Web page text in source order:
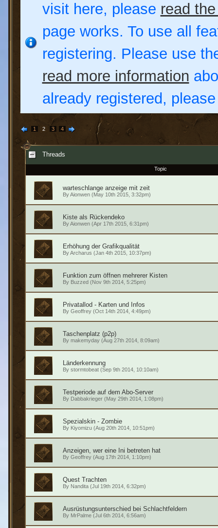
visit here, please read
page works. To use all
registering. Please use
read more information
already registered,
1 2 3 4
Threads
Topic
warteschlange anzeige mit zeit
ByAionwen(May 10th 2015, 3:32pm)
Kiste als Rückendeko
ByAionwen(Apr 17th 2015, 6:31pm)
Erhöhung der Grafikqualität
ByArcharus (Jan 4th 2015, 10:37pm)
Funktion zum öffnen mehrerer Kisten
By Buzzed (Nov 9th 2014, 5:25pm)
Privatallod - Karten und Infos
By Geoffrey(Oct 14th 2014, 4:49pm)
Taschenplatz (p2p)
By makemyday(Aug 27th 2014, 8:09am)
Länderkennung
By stormtobeat(Sep 9th 2014, 10:10am)
Testperiode auf dem Abo-Server
By Dabbakrieger(May 29th 2014, 1:08pm)
Spezialskin - Zombie
By Kiyomizu(Aug 20th 2014, 10:51pm)
Anzeigen, wer eine Ini betreten hat
By Geoffrey(Aug 17th 2014, 1:10pm)
Quest Trachten
By Nandita(Jul 19th 2014, 6:32pm)
Ausrüstungsunterschied bei Schlachtfeldern
By MrPalme(Jul 6th 2014, 6:56am)